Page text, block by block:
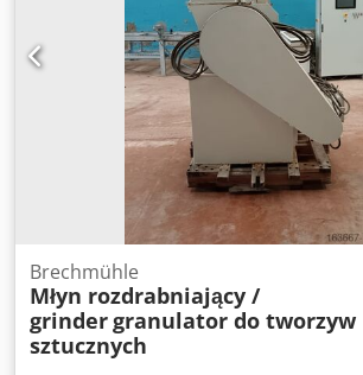
Brechmühle
Młyn rozdrabniający /
grindergranulator do tworzyw
sztucznych